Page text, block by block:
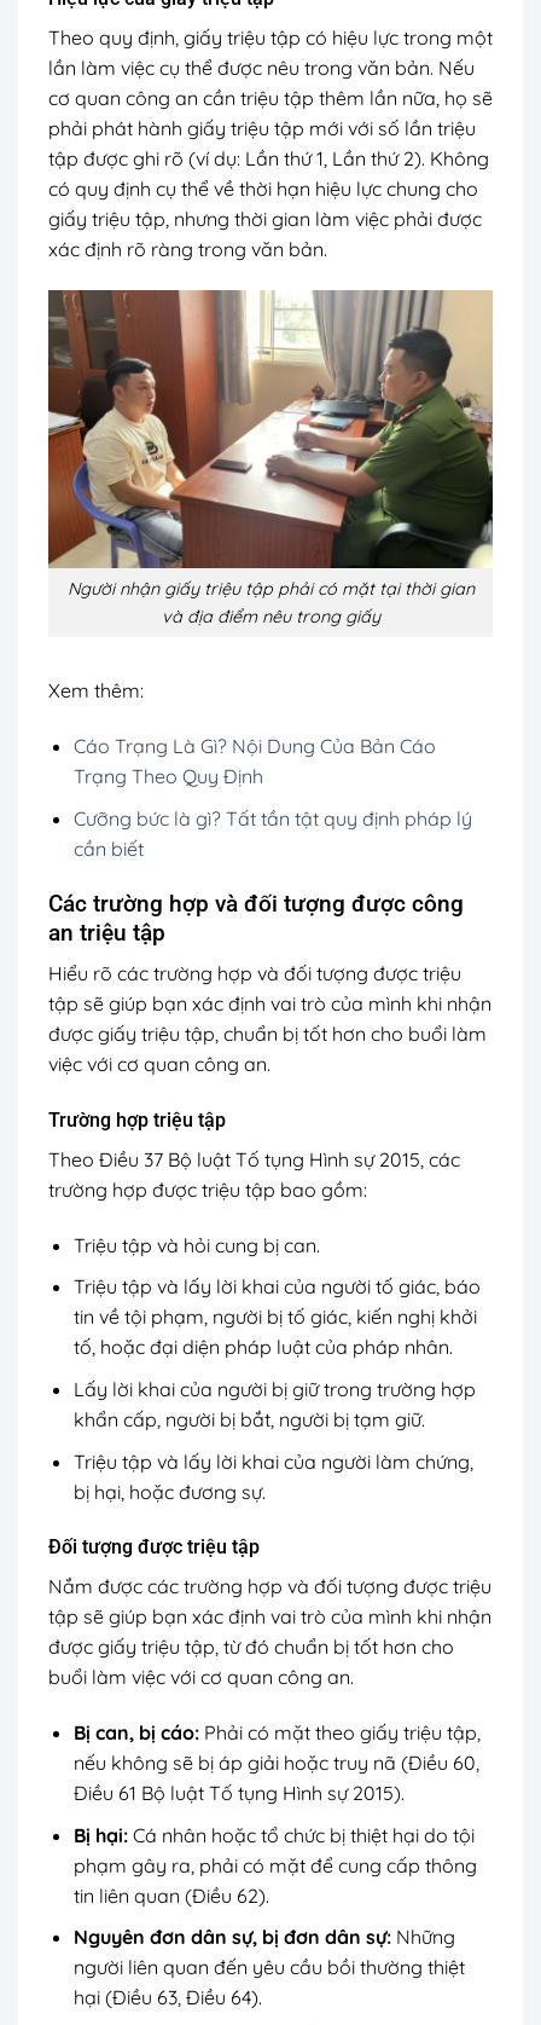
Theo quy định, giấy triệu tập có hiệu lực trong một
lần làm việc cụ thể được nêu trong văn bản. Nếu
cơ quan công an cần triệu tập thêm lần nữa, họ sẽ
phải phát hành giấy triệu tập mới với số lần triệu
tập được ghi rõ (ví dụ: Lần thứ 1, Lần thứ 2). Không
có quy định cụ thể về thời hạn hiệu lực chung cho
giấy triệu tập, nhưng thời gian làm việc phải được
xác định rõ ràng trong văn bản.
Người nhận giấy triệu tập phải có mặt tại thời gian
và địa điểm nêu trong giấy
Xem thêm:
Cáo Trạng Là Gì? Nội Dung Của Bản Cáo
Trạng Theo Quy Định
Cưỡng bức là gì? Tất tần tật quy định pháp lý
cần biết
Các trường hợp và đối tượng được công
an triệu tập
Hiểu rõ các trường hợp và đối tượng được triệu
tập sẽ giúp bạn xác định vai trò của mình khi nhận
được giấy triệu tập, chuẩn bị tốt hơn cho buổi làm
việc với cơ quan công an.
Trường hợp triệu tập
Theo Điều 37 Bộ luật Tố tụng Hình sự 2015, các
trường hợp được triệu tập bao gồm:
Triệu tập và hỏi cung bị can.
Triệu tập và lấy lời khai của người tố giác, báo
tin về tội phạm, người bị tố giác, kiến nghị khởi
tố, hoặc đại diện pháp luật của pháp nhân.
Lấy lời khai của người bị giữ trong trường hợp
khẩn cấp, người bị bắt, người bị tạm giữ.
Triệu tập và lấy lời khai của người làm chứng,
bị hại, hoặc đương sự.
Đối tượng được triệu tập
Nắm được các trường hợp và đối tượng được triệu
tập sẽ giúp bạn xác định vai trò của mình khi nhận
được giấy triệu tập, từ đó chuẩn bị tốt hơn cho
buổi làm việc với cơ quan công an.
Bị can, bị cáo: Phải có mặt theo giấy triệu tập,
nếu không sẽ bị áp giải hoặc truy nã (Điều 60,
Điều 61 Bộ luật Tố tụng Hình sự 2015).
Bị hại: Cá nhân hoặc tổ chức bị thiệt hại do tội
phạm gây ra, phải có mặt để cung cấp thông
tin liên quan (Điều 62).
Nguyên đơn dân sự, bị đơn dân sự: Những
người liên quan đến yêu cầu bồi thường thiệt
hại (Điều 63, Điều 64).